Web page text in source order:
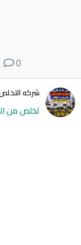
0
شركه التخلص
تخلص من